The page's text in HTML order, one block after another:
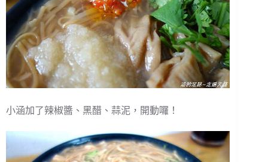
小涵加了辣椒醬、黑醋、蒜泥，開動囉！